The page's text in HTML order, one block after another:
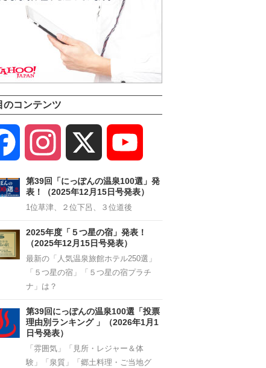
のコンテンツ
Facebook Instagram
Channel
第39回「にっぽんの温泉100選」発
表！（2025年12月15日号発表）
1位草津、２位下呂、３位道後
2025年度「５つ星の宿」発表！
（2025年12月15日号発表）
最新の「人気温泉旅館ホテル250選」
「５つ星の宿」「５つ星の宿プラチ
ナ」は？
第39回にっぽんの温泉100選「投票
理由別ランキング 」（2026年1月1
日号発表）
「雰囲気」「見所・レジャー＆体
験」「泉質」「郷土料理・ご当地グ